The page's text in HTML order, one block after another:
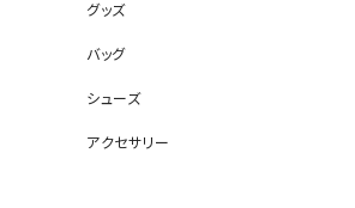
グッズ
バッグ
シューズ
アクセサリー